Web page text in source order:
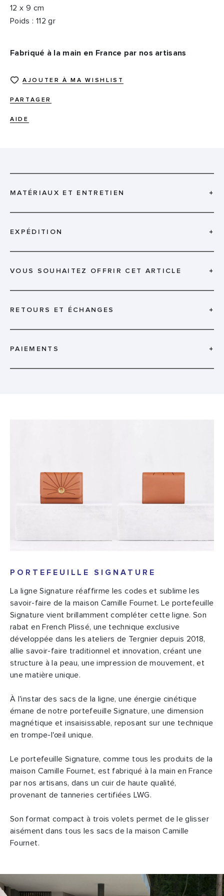
12 x 9 cm
Poids : 112 gr
Fabriqué à la main en France par nos artisans
AJOUTER À MA WISHLIST
PARTAGER
AIDE
MATÉRIAUX ET ENTRETIEN +
EXPÉDITION +
VOUS SOUHAITEZ OFFRIR CET ARTICLE +
RETOURS ET ÉCHANGES +
PAIEMENTS +
PORTEFEUILLE SIGNATURE
La ligne Signature réaffirme les codes et sublime les
savoir-faire de la maison Camille Fournet. Le portefeuille
Signature vient brillamment compléter cette ligne. Son
rabat en French Plissé, une technique exclusive
développée dans les ateliers de Tergnier depuis 2018,
allie savoir-faire traditionnel et innovation, créant une
structure à la peau, une impression de mouvement, et
une matière unique.
À l'instar des sacs de la ligne, une énergie cinétique
émane de notre portefeuille Signature, une dimension
magnétique et insaisissable, reposant sur une technique
en trompe-l'œil unique.
Le portefeuille Signature, comme tous les produits de la
maison Camille Fournet, est fabriqué à la main en France
par nos artisans, dans un cuir de haute qualité,
provenant de tanneries certifiées LWG.
Son format compact à trois volets permet de le glisser
aisément dans tous les sacs de la maison Camille
Fournet.